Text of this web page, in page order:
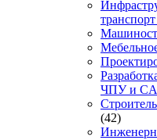
транспорт
ЧПУ и
(42)